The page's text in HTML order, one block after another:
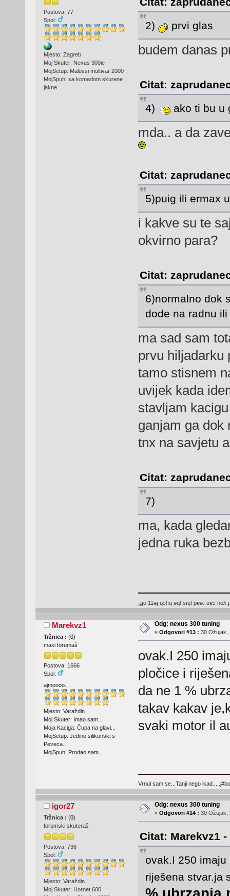
Postova: 77
Spol:
Mjesto: Zagreb
Moj Skuter: Nexus 300ie
MojSetup: Malossi multivar 2000
MojSpuh: sa komadom skurene
jakne
2)
prvi glas
budem danas
Citat:
4)
ako ti bu u
mda.. a da
Citat:
5)puig ili ermax
i kakve su te
okvirno para?
Citat:
6)normalno dok
dode na radnu
ma sad sam
prvu hiljadarku
tamo stisnem
uvijek kada
stavljam
ganjam ga dok
tnx na savjetu
Citat:
7)
ma, kada
jedna ruka
¡ɟɟo 11ǝɟ ɥɔʇıq ǝɥʇ sıɥʇ pɐǝɹ uɐɔ noʎ
Marekvz1
Tržnica : (0)
maxi forumaš
Postova: 1666
Spol:
ajmoooo..
Mjesto: Varaždin
Moj Skuter: Imao sam...
Moja Kaciga: Čupa na glavi...
MojSetup: Jedino silikonski s
Peveca..
MojSpuh: Prodao sam...
Odg: nexus 300 tuning
« Odgovori #13 : 30 Ožujak,
ovak.I 250
pločice i
da ne 1 %
takav kakav
svaki motor il
Vrnul sam se...Tanji nego
igor27
Tržnica : (0)
forumski skuteraš
Postova: 736
Spol:
Mjesto: Varaždin
Moj Skuter: Hornet 600
Odg: nexus 300 tuning
« Odgovori #14 : 30 Ožujak,
Citat: Marekvz1 -
ovak.I 250
riješena stvar.ja